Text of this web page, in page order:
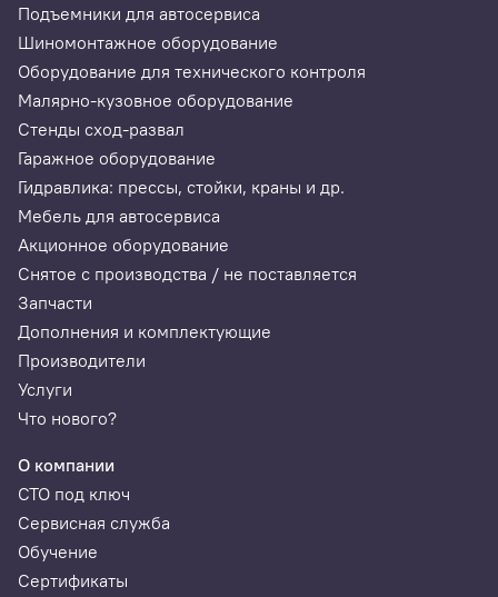
Подъемники для автосервиса
Шиномонтажное оборудование
Оборудование для технического контроля
Малярно-кузовное оборудование
Стенды сход-развал
Гаражное оборудование
Гидравлика: прессы, стойки, краны и др.
Мебель для автосервиса
Акционное оборудование
Снятое с производства / не поставляется
Запчасти
Дополнения и комплектующие
Производители
Услуги
Что нового?
О компании
СТО под ключ
Сервисная служба
Обучение
Сертификаты